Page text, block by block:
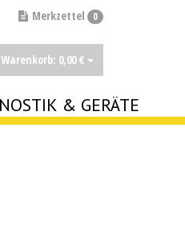
Merkzettel 0
Warenkorb: 0,00 €
& GERÄTE